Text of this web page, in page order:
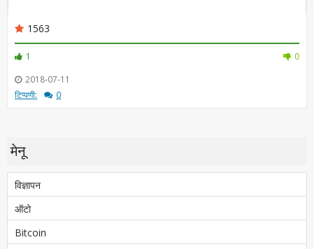
1563
1
0
2018-07-11
टिप्पणी:
0
मेनू
विज्ञापन
ऑटो
Bitcoin